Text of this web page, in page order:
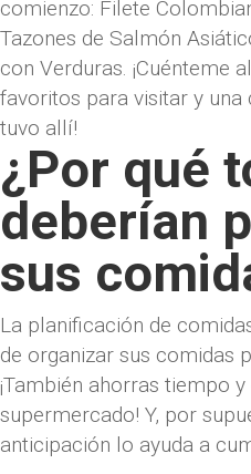
comienzo: Filete
Tazones de Salmón
con Verduras. ¡Cuénteme
favoritos para visitar y
tuvo allí!
¿Por qué
deberían
sus
La planificación de
de organizar sus comidas
¡También ahorras tiempo
supermercado! Y, por
anticipación lo ayuda a